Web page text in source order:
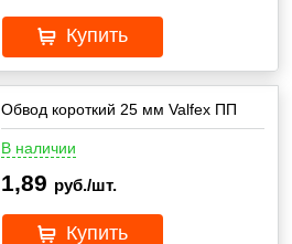
Купить
Обвод короткий 25 мм Valfex ПП
В наличии
1,89 руб./шт.
Купить